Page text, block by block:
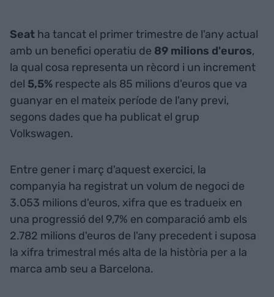
Seat ha tancat el primer trimestre de l'any actual
amb un benefici operatiu de 89 milions d'euros,
la qual cosa representa un rècord i un increment
del 5,5% respecte als 85 milions d'euros que va
guanyar en el mateix període de l'any previ,
segons dades que ha publicat el grup
Volkswagen.
Entre gener i març d'aquest exercici, la
companyia ha registrat un volum de negoci de
3.053 milions d'euros, xifra que es tradueix en
una progressió del 9,7% en comparació amb els
2.782 milions d'euros de l'any precedent i suposa
la xifra trimestral més alta de la història per a la
marca amb seu a Barcelona.